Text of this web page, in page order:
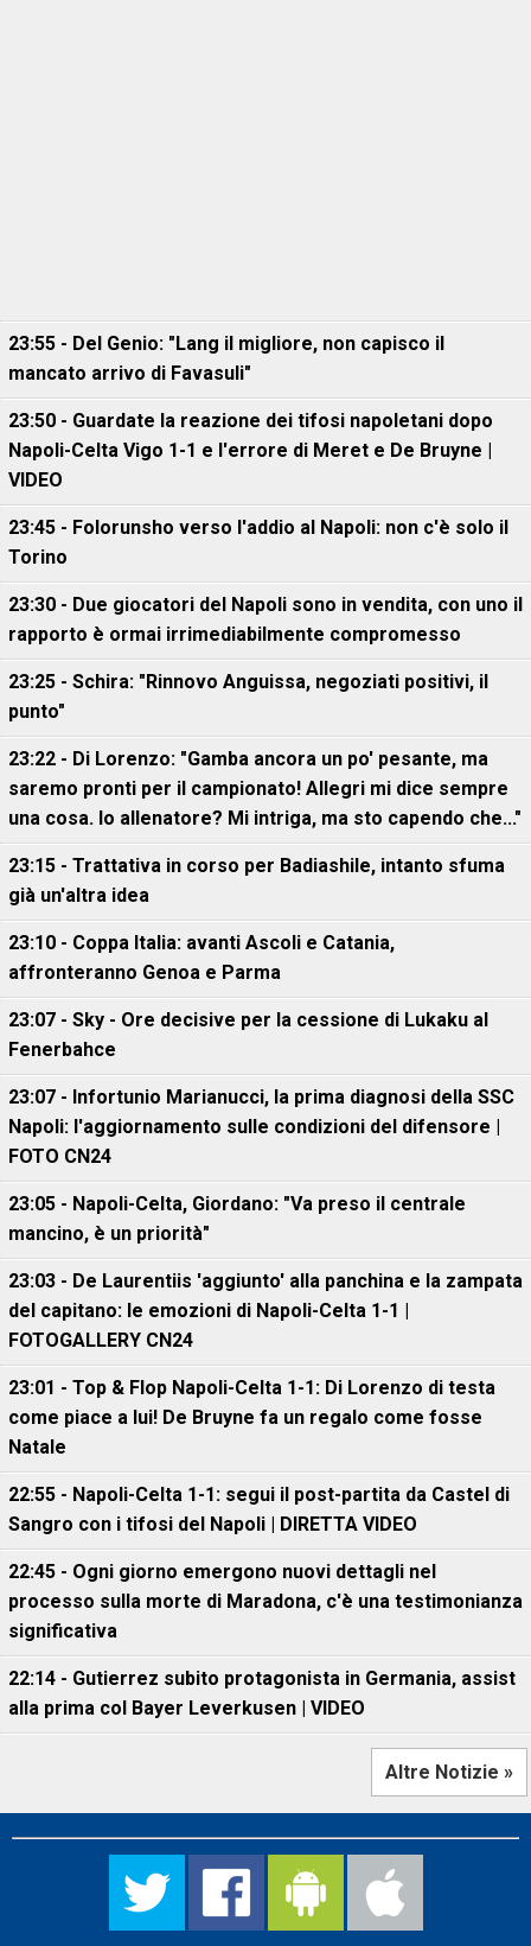
23:55 - Del Genio: "Lang il migliore, non capisco il
mancato arrivo di Favasuli"
23:50 - Guardate la reazione dei tifosi napoletani dopo
Napoli-Celta Vigo 1-1 e l'errore di Meret e De Bruyne |
VIDEO
23:45 - Folorunsho verso l'addio al Napoli: non c'è solo il
Torino
23:30 - Due giocatori del Napoli sono in vendita, con uno il
rapporto è ormai irrimediabilmente compromesso
23:25 - Schira: "Rinnovo Anguissa, negoziati positivi, il
punto"
23:22 - Di Lorenzo: "Gamba ancora un po' pesante, ma
saremo pronti per il campionato! Allegri mi dice sempre
una cosa. Io allenatore? Mi intriga, ma sto capendo che..."
23:15 - Trattativa in corso per Badiashile, intanto sfuma
già un'altra idea
23:10 - Coppa Italia: avanti Ascoli e Catania,
affronteranno Genoa e Parma
23:07 - Sky - Ore decisive per la cessione di Lukaku al
Fenerbahce
23:07 - Infortunio Marianucci, la prima diagnosi della SSC
Napoli: l'aggiornamento sulle condizioni del difensore |
FOTO CN24
23:05 - Napoli-Celta, Giordano: "Va preso il centrale
mancino, è un priorità"
23:03 - De Laurentiis 'aggiunto' alla panchina e la zampata
del capitano: le emozioni di Napoli-Celta 1-1 |
FOTOGALLERY CN24
23:01 - Top & Flop Napoli-Celta 1-1: Di Lorenzo di testa
come piace a lui! De Bruyne fa un regalo come fosse
Natale
22:55 - Napoli-Celta 1-1: segui il post-partita da Castel di
Sangro con i tifosi del Napoli | DIRETTA VIDEO
22:45 - Ogni giorno emergono nuovi dettagli nel
processo sulla morte di Maradona, c'è una testimonianza
significativa
22:14 - Gutierrez subito protagonista in Germania, assist
alla prima col Bayer Leverkusen | VIDEO
Altre Notizie »